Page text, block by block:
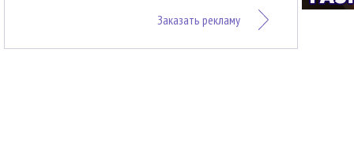
Заказать рекламу